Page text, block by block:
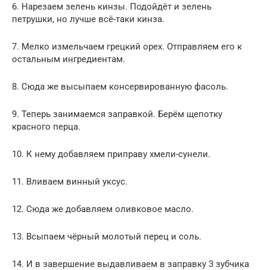
6. Нарезаем зелень кинзы. Подойдёт и зелень
петрушки, но лучше всё-таки кинза.
7. Мелко измельчаем грецкий орех. Отправляем его к
остальным ингредиентам.
8. Сюда же высыпаем консервированную фасоль.
9. Теперь занимаемся заправкой. Берём щепотку
красного перца.
10. К нему добавляем приправу хмели-сунели.
11. Вливаем винный уксус.
12. Сюда же добавляем оливковое масло.
13. Всыпаем чёрный молотый перец и соль.
14. И в завершение выдавливаем в заправку 3 зубчика